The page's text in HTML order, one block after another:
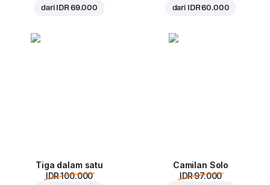
dari IDR 69.000 dari IDR 60.000
Tiga dalam satu
IDR 100.000
Camilan Solo
IDR 97.000